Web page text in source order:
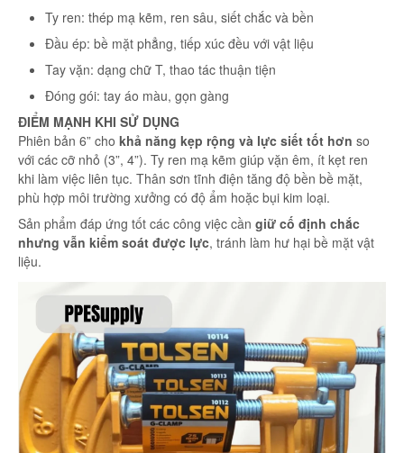
Ty ren: thép mạ kẽm, ren sâu, siết chắc và bền
Đầu ép: bề mặt phẳng, tiếp xúc đều với vật liệu
Tay vặn: dạng chữ T, thao tác thuận tiện
Đóng gói: tay áo màu, gọn gàng
ĐIỂM MẠNH KHI SỬ DỤNG
Phiên bản 6” cho khả năng kẹp rộng và lực siết tốt hơn so
với các cỡ nhỏ (3”, 4”). Ty ren mạ kẽm giúp vặn êm, ít kẹt ren
khi làm việc liên tục. Thân sơn tĩnh điện tăng độ bền bề mặt,
phù hợp môi trường xưởng có độ ẩm hoặc bụi kim loại.
Sản phẩm đáp ứng tốt các công việc cần giữ cố định chắc
nhưng vẫn kiểm soát được lực, tránh làm hư hại bề mặt vật
liệu.